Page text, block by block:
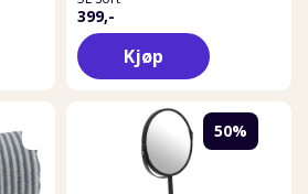
399,-
Kjøp
50%